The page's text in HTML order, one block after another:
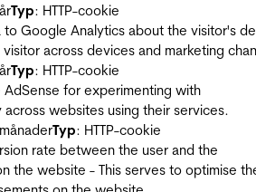
Typ: HTTP-cookie
to Google Analytics about the visitor's
across devices and marketing
Typ: HTTP-cookie
for experimenting with
websites using their services.
Typ: HTTP-cookie
rate between the user and the
the website - This serves to optimise